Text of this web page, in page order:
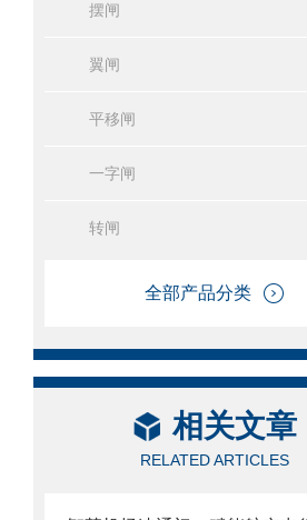
摆闸
翼闸
平移闸
一字闸
转闸
全部产品分类
相关文章
RELATED ARTICLES